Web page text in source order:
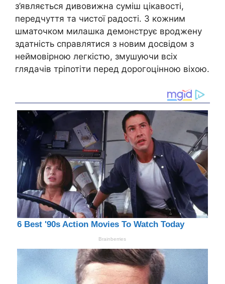
з’являється дивовижна суміш цікавості,
передчуття та чистої радості. З кожним
шматочком милашка демонструє вроджену
здатність справлятися з новим досвідом з
неймовірною легкістю, змушуючи всіх
глядачів тріпотіти перед дорогоцінною віхою.